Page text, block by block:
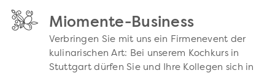
Miomente-Business
Verbringen Sie mit uns ein Firmenevent der
kulinarischen Art: Bei unserem Kochkurs in
Stuttgart dürfen Sie und Ihre Kollegen sich in